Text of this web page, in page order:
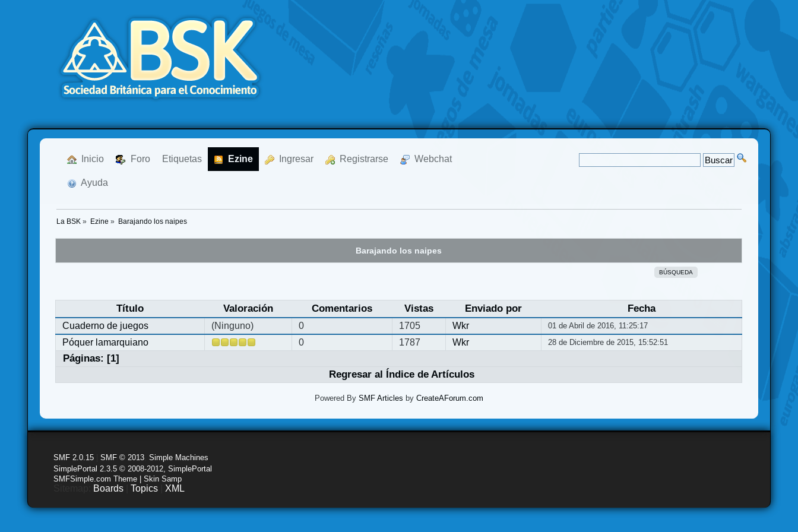
Inicio Foro Etiquetas Ezine Ingresar Registrarse Webchat
Ayuda
La BSK » Ezine » Barajando los naipes
Barajando los naipes
BÚSQUEDA
Título Valoración Comentarios Vistas Enviado por Fecha
Cuaderno de juegos (Ninguno) 0 1705 Wkr 01 de Abril de 2016, 11:25:17
Póquer lamarquiano 0 1787 Wkr 28 de Diciembre de 2015, 15:52:51
Páginas: [1]
Regresar al Índice de Artículos
Powered By SMF Articles by CreateAForum.com
SMF 2.0.15 |SMF © 2013 ,Simple Machines
SimplePortal 2.3.5 © 2008-2012, SimplePortal
SMFSimple.com Theme | Skin Samp
Boards |Topics XML